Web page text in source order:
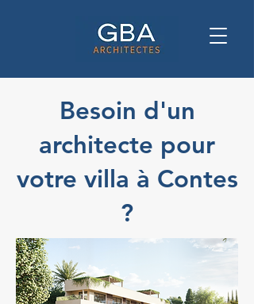
Besoin d'un
architecte pour
votre villa à Contes
?